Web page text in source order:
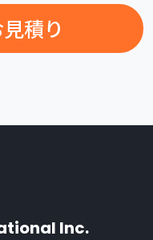
積り
Inc.